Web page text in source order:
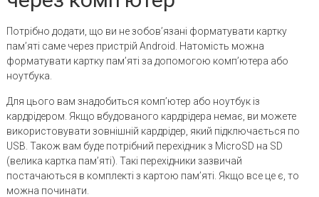
Потрібно додати, що ви не зобов’язані форматувати картку
пам’яті саме через пристрій Android. Натомість можна
форматувати картку пам’яті за допомогою комп’ютера або
ноутбука.
Для цього вам знадобиться комп’ютер або ноутбук із
кардрідером. Якщо вбудованого кардрідера немає, ви можете
використовувати зовнішній кардрідер, який підключається по
USB. Також вам буде потрібний перехідник з MicroSD на SD
(велика картка пам’яті). Такі перехідники зазвичай
постачаються в комплекті з картою пам’яті. Якщо все це є, то
можна починати.